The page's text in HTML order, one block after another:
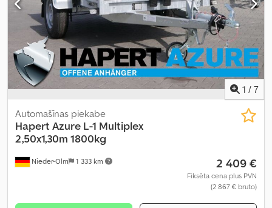
1 / 7
Nieder-Olm 1 333 km
Automašīnas piekabe
Hapert Azure L-1 Multiplex
2,50x1,30m 1800kg
2 409 €
Fiksēta cena plus PVN
(2 867 € bruto)